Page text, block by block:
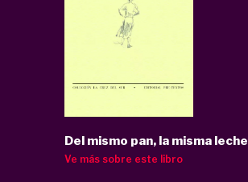
Del mismo pan, la misma leche
Ve más sobre este libro